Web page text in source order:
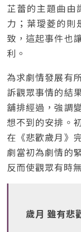
芷蕾的主題曲由
力；葉璦菱的則
致，這起事件也
利。
為求劇情發展有
訴觀眾事情的結
舖排經過，強調
想不到的安排。
在《悲歡歲月》
劇當初為劇情的
反而使觀眾有時
歲月 雖有悲